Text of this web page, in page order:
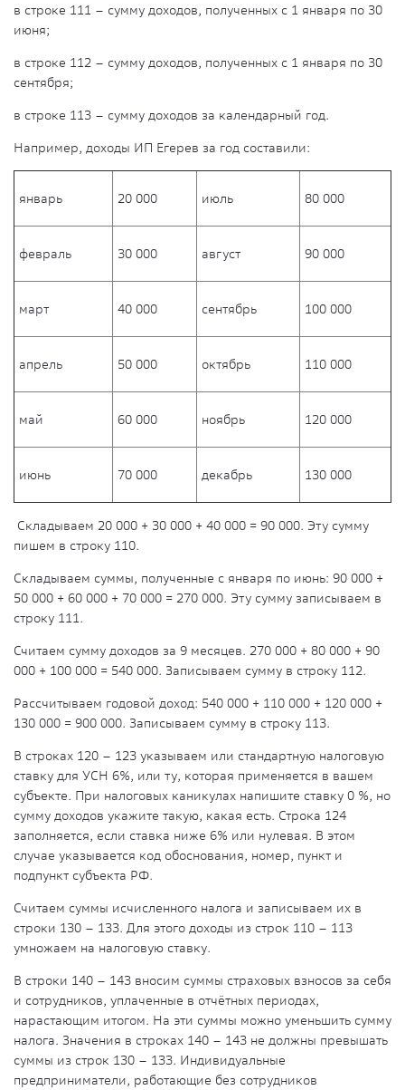
в строке 111 – сумму доходов, полученных с 1 января по 30
июня;
в строке 112 – сумму доходов, полученных с 1 января по 30
сентября;
в строке 113 – сумму доходов за календарный год.
Например, доходы ИП Егерев за год составили:
январь 20 000 июль 80 000
февраль 30 000 август 90 000
март 40 000 сентябрь 100 000
апрель 50 000 октябрь 110 000
май 60 000 ноябрь 120 000
июнь 70 000 декабрь 130 000
Складываем 20 000 + 30 000 + 40 000 = 90 000. Эту сумму
пишем в строку 110.
Складываем суммы, полученные с января по июнь: 90 000 +
50 000 + 60 000 + 70 000 = 270 000. Эту сумму записываем в
строку 111.
Считаем сумму доходов за 9 месяцев. 270 000 + 80 000 + 90
000 + 100 000 = 540 000. Записываем сумму в строку 112.
Рассчитываем годовой доход: 540 000 + 110 000 + 120 000 +
130 000 = 900 000. Записываем сумму в строку 113.
В строках 120 – 123 указываем или стандартную налоговую
ставку для УСН 6%, или ту, которая применяется в вашем
субъекте. При налоговых каникулах напишите ставку 0 %, но
сумму доходов укажите такую, какая есть. Строка 124
заполняется, если ставка ниже 6% или нулевая. В этом
случае указывается код обоснования, номер, пункт и
подпункт субъекта РФ.
Считаем суммы исчисленного налога и записываем их в
строки 130 – 133. Для этого доходы из строк 110 – 113
умножаем на налоговую ставку.
В строки 140 – 143 вносим суммы страховых взносов за себя
и сотрудников, уплаченные в отчётных периодах,
нарастающим итогом. На эти суммы можно уменьшить сумму
налога. Значения в строках 140 – 143 не должны превышать
суммы из строк 130 – 133. Индивидуальные
предприниматели, работающие без сотрудников